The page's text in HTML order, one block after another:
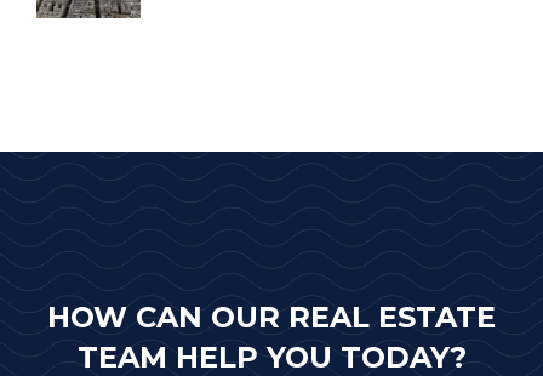
HOW CAN OUR REAL ESTATE
TEAM HELP YOU TODAY?